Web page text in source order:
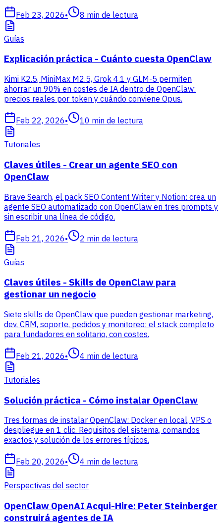
Feb 23, 2026• 8 min de lectura
Guías
Explicación práctica - Cuánto cuesta OpenClaw
Kimi K2.5, MiniMax M2.5, Grok 4.1 y GLM-5 permiten
ahorrar un 90% en costes de IA dentro de OpenClaw:
precios reales por token y cuándo conviene Opus.
Feb 22, 2026• 10 min de lectura
Tutoriales
Claves útiles - Crear un agente SEO con
OpenClaw
Brave Search, el pack SEO Content Writer y Notion: crea un
agente SEO automatizado con OpenClaw en tres prompts y
sin escribir una línea de código.
Feb 21, 2026• 2 min de lectura
Guías
Claves útiles - Skills de OpenClaw para
gestionar un negocio
Siete skills de OpenClaw que pueden gestionar marketing,
dev, CRM, soporte, pedidos y monitoreo: el stack completo
para fundadores en solitario, con costes.
Feb 21, 2026• 4 min de lectura
Tutoriales
Solución práctica - Cómo instalar OpenClaw
Tres formas de instalar OpenClaw: Docker en local, VPS o
despliegue en 1 clic. Requisitos del sistema, comandos
exactos y solución de los errores típicos.
Feb 20, 2026• 4 min de lectura
Perspectivas del sector
OpenClaw OpenAI Acqui-Hire: Peter Steinberger
construirá agentes de IA